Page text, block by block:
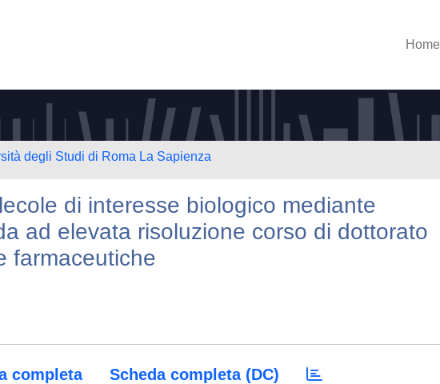
Home
degli Studi di Roma La Sapienza
di interesse biologico mediante
ad elevata risoluzione corso di dottorato
farmaceutiche
completa Scheda completa (DC)